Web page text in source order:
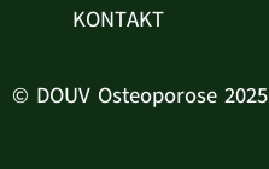
KONTAKT
© DOUV Osteoporose 2025